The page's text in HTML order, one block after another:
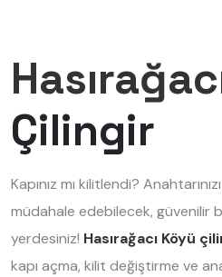
Çilingir
Kapınız mı kilitlendi?
müdahale edebilecek, güvenilir
yerdesiniz! Hasırağacı Köyü
kapı açma, kilit değiştirme ve